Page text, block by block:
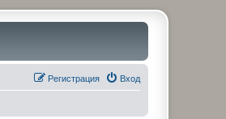
Вход
Регистрация